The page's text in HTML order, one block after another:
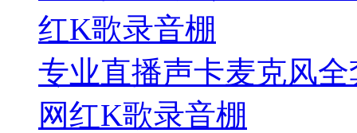
专业直播声卡麦克风
网红K歌录音棚